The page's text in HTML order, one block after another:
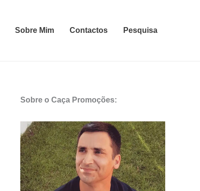
Sobre Mim Contactos Pesquisa
Sobre o Caça Promoções: